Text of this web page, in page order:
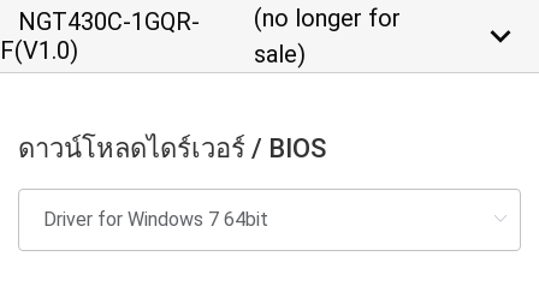
NGT430C-1GQR-
F(V1.0)
(no longer for
sale)
keyboard_arrow_down
ดาวน์โหลดไดร์เวอร์ / BIOS